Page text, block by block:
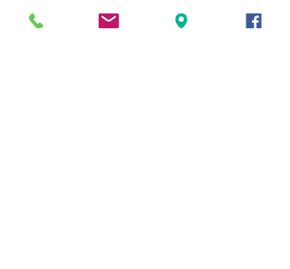
הוספת אפקט, מוסיקה וקצב מעניין.